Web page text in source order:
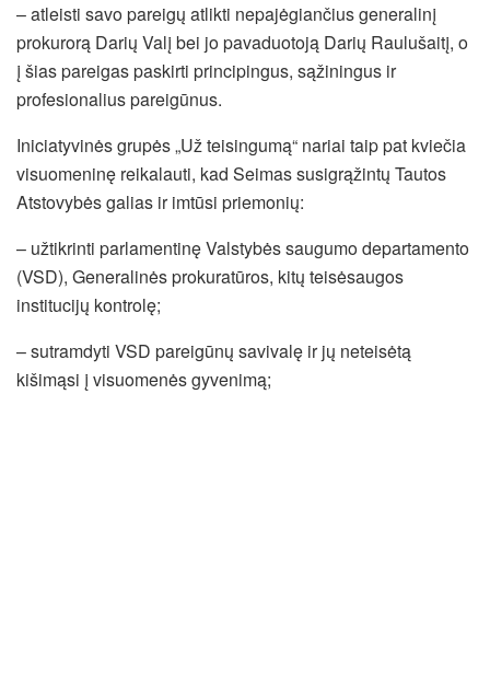
– atleisti savo pareigų atlikti nepajėgiančius generalinį
prokurorą Darių Valį bei jo pavaduotoją Darių Raulušaitį, o
į šias pareigas paskirti principingus, sąžiningus ir
profesionalius pareigūnus.
Iniciatyvinės grupės „Už teisingumą“ nariai taip pat kviečia
visuomeninę reikalauti, kad Seimas susigrąžintų Tautos
Atstovybės galias ir imtūsi priemonių:
– užtikrinti parlamentinę Valstybės saugumo departamento
(VSD), Generalinės prokuratūros, kitų teisėsaugos
institucijų kontrolę;
– sutramdyti VSD pareigūnų savivalę ir jų neteisėtą
kišimąsi į visuomenės gyvenimą;